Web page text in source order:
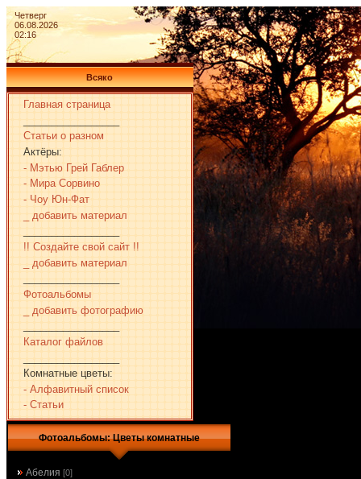
Четверг
06.08.2026
02:16
Всяко
Главная страница
Статьи о разном
Актёры:
- Мэтью Грей Габлер
- Мира Сорвино
- Чоу Юн-Фат
_ добавить материал
!! Создайте свой сайт !!
_ добавить материал
Фотоальбомы
_ добавить фотографию
Каталог файлов
Комнатные цветы:
- Алфавитный список
- Статьи
Фотоальбомы: Цветы комнатные
Абелия [0]